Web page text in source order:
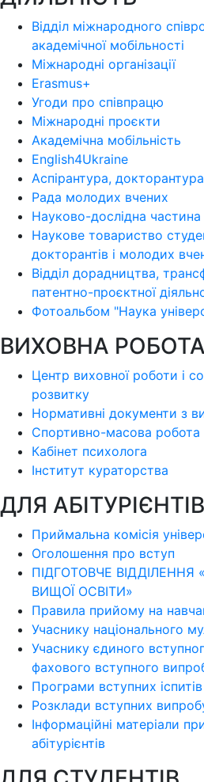
Відділ міжнародного
академічної мобільності
Міжнародні організації
Erasmus+
Угоди про співпрацю
Міжнародні проєкти
Академічна мобільність
English4Ukraine
Аспірантура, докторантура
Рада молодих вчених
Науково-дослідна частина
Наукове товариство
докторантів і молодих
Відділ дорадництва,
патентно-проєктної
Фотоальбом "Наука
ВИХОВНА РОБОТА
Центр виховної роботи і
розвитку
Нормативні документи з
Спортивно-масова робота
Кабінет психолога
Інститут кураторства
ДЛЯ АБІТУРІЄНТІВ
Приймальна комісія
Оголошення про вступ
ПІДГОТОВЧЕ
ВИЩОЇ ОСВІТИ»
Правила прийому на
Учаснику національного
Учаснику єдиного
фахового вступного
Програми вступних іспитів
Розклади вступних
Інформаційні матеріали
абітурієнтів